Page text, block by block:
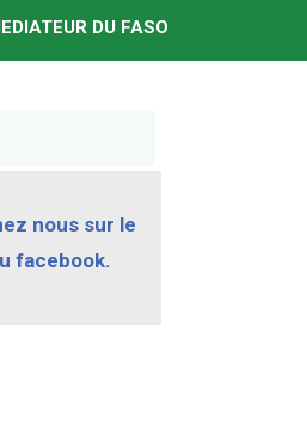
DU FASO
nous sur le
facebook.